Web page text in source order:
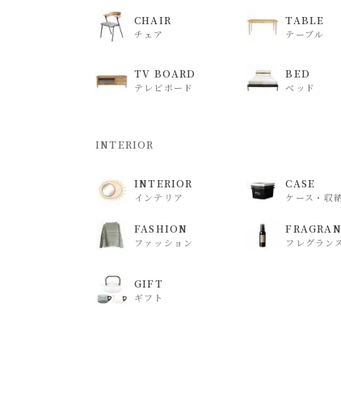
CHAIR
チェア
TABLE
テーブル
TV BOARD
テレビボード
BED
ベッド
INTERIOR
INTERIOR
インテリア
CASE
ケース・収
FASHION
ファッション フレグラン
GIFT
ギフト